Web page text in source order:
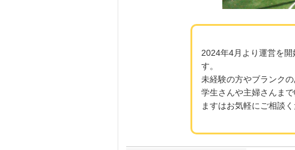
2024年4月より運営を
す。
未経験の方やブランク
学生さんや主婦さんま
ますはお気軽にご相談